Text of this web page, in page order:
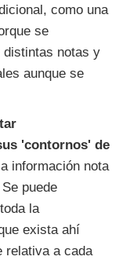
como una
se
distintas notas y
aunque se
'contornos' de
información nota
puede
la
exista ahí
relativa a cada